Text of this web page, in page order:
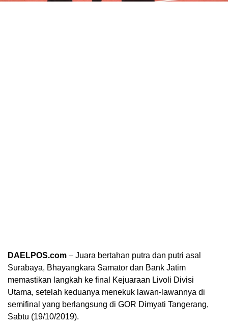
DAELPOS.com – Juara bertahan putra dan putri asal
Surabaya, Bhayangkara Samator dan Bank Jatim
memastikan langkah ke final Kejuaraan Livoli Divisi
Utama, setelah keduanya menekuk lawan-lawannya di
semifinal yang berlangsung di GOR Dimyati Tangerang,
Sabtu (19/10/2019).